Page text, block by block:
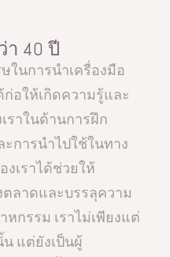
40 ปี
ในการนำเครื่องมือ
อให้เกิดความรู้และ
ราในด้านการฝึก
การนำไปใช้ในทาง
เราได้ช่วยให้
ลาดและบรรลุความ
หกรรม เราไม่เพียงแต่
แต่ยังเป็นผู้